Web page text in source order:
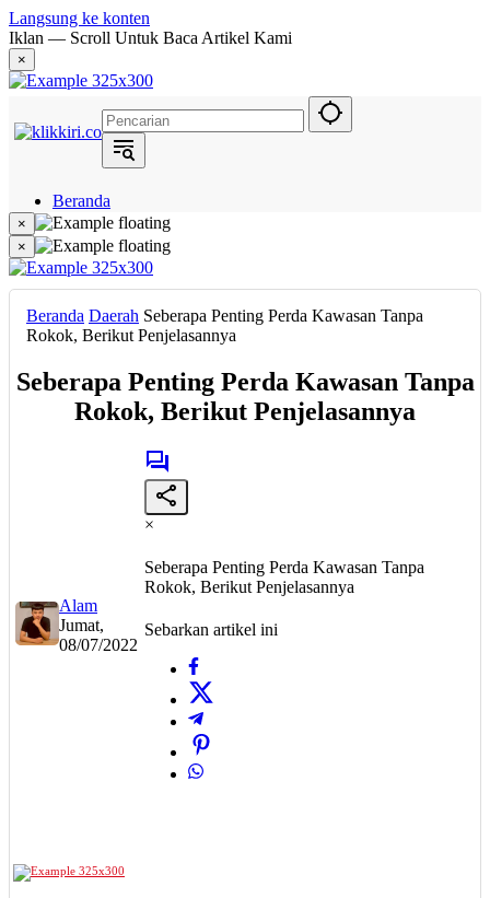
Langsung ke konten
Iklan — Scroll Untuk Baca Artikel Kami
×
Beranda
Hukum
Berita
Politik
Narasi
Metropolis
Eksekutif
×
×
Beranda Daerah Seberapa Penting Perda Kawasan Tanpa
Rokok, Berikut Penjelasannya
Seberapa Penting Perda Kawasan Tanpa
Rokok, Berikut Penjelasannya
Alam
Jumat,
08/07/2022
×
Seberapa Penting Perda Kawasan Tanpa
Rokok, Berikut Penjelasannya
Sebarkan artikel ini